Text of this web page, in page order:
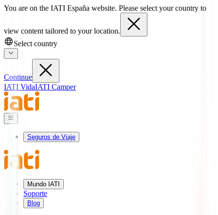
You are on the IATI España website. Please select your country to
view content tailored to your location.
Select country
Continue
IATI VidaIATI Camper
Seguros de Viaje
Mundo IATI
Soporte
Blog